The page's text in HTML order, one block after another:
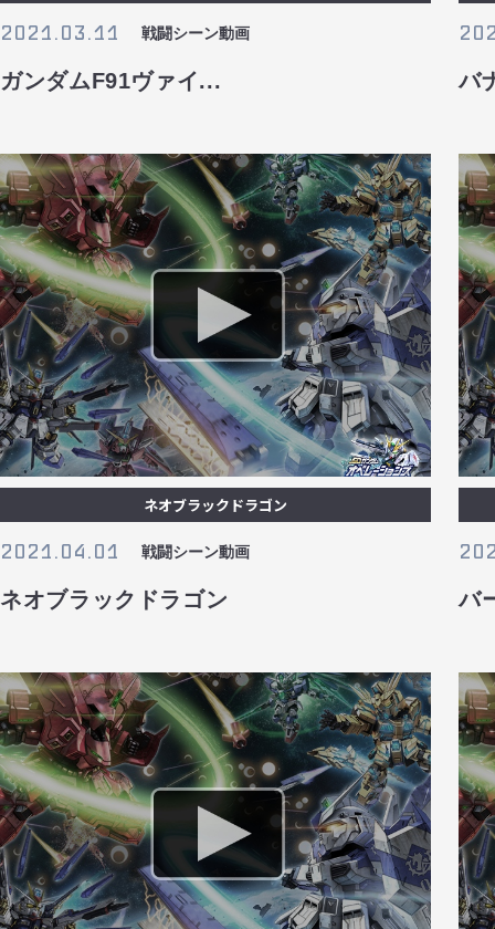
2021.03.11 戦闘シーン動画
ガンダムF91ヴァイ... バ
ネオブラックドラゴン
2021.04.01 戦闘シーン動画
ネオブラックドラゴン バ